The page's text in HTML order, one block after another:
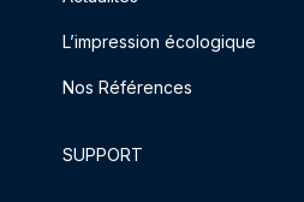
L’impression écologique
Nos Références
SUPPORT